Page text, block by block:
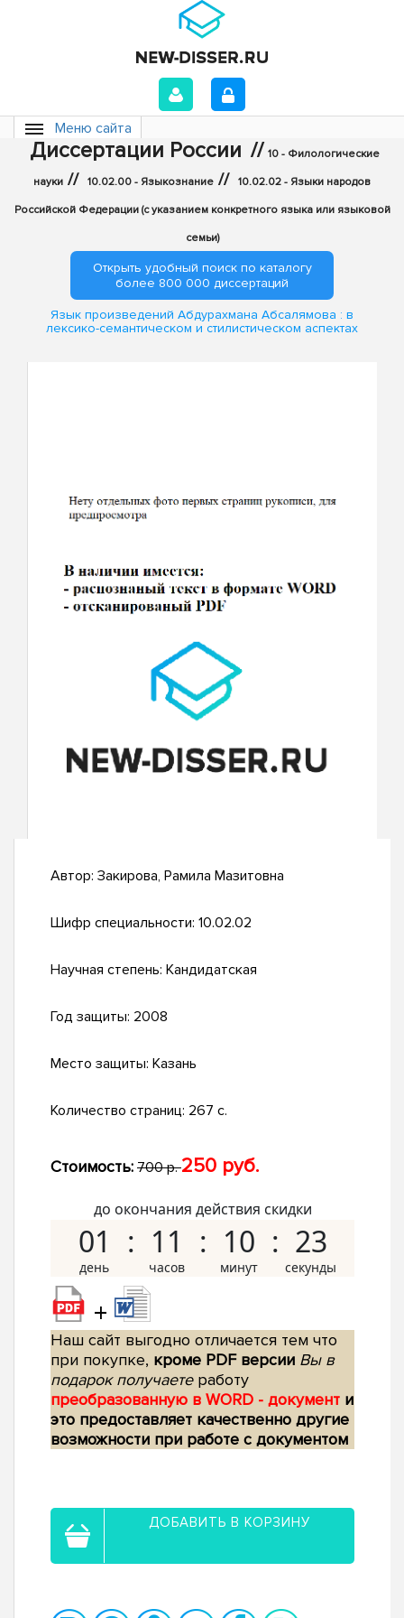
Меню сайта
Диссертации России // 10 - Филологические
науки // 10.02.00 - Языкознание // 10.02.02 - Языки народов
Российской Федерации (с указанием конкретного языка или языковой
семьи)
Открыть удобный поиск по каталогу
более 800 000 диссертаций
Язык произведений Абдурахмана Абсалямова : в
лексико-семантическом и стилистическом аспектах
Автор: Закирова, Рамила Мазитовна
Шифр специальности: 10.02.02
Научная степень: Кандидатская
Год защиты: 2008
Место защиты: Казань
Количество страниц: 267 с.
Стоимость: 700 р.250 руб.
до окончания действия скидки
01 11 10 22
+
Наш сайт выгодно отличается тем что
при покупке, кроме PDF версии Вы в
подарок получаетеработу
преобразованную в WORD - документ и
это предоставляет качественно другие
возможности при работе с документом
ДОБАВИТЬ В КОРЗИНУ